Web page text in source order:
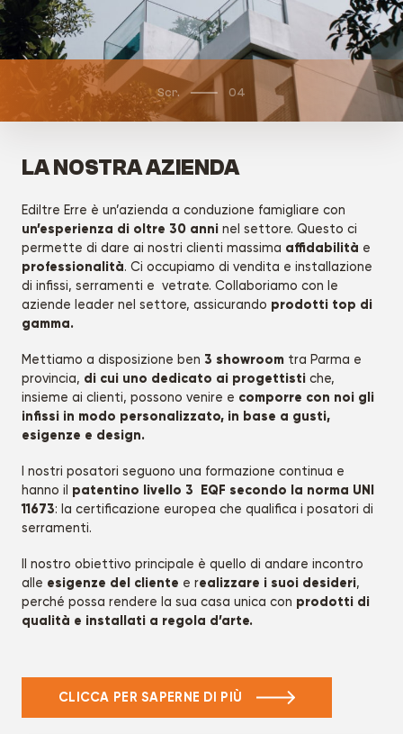
LA NOSTRA AZIENDA
Ediltre Erre è un’azienda a conduzione famigliare con
un’esperienza di oltre 30 anni nel settore. Questo ci
permette di dare ai nostri clienti massima affidabilità e
professionalità. Ci occupiamo di vendita e installazione
di infissi, serramenti e vetrate. Collaboriamo con le
aziende leader nel settore, assicurando prodotti top di
gamma.
Mettiamo a disposizione ben 3 showroom tra Parma e
provincia, di cui uno dedicato ai progettisti che,
insieme ai clienti, possono venire e comporre con noi gli
infissi in modo personalizzato, in base a gusti,
esigenze e design.
I nostri posatori seguono una formazione continua e
hanno il patentino livello 3 EQF secondo la norma UNI
11673: la certificazione europea che qualifica i posatori di
serramenti.
Il nostro obiettivo principale è quello di andare incontro
alle esigenze del cliente e realizzare i suoi desideri,
perché possa rendere la sua casa unica con prodotti di
qualità e installati a regola d’arte.
CLICCA PER SAPERNE DI PIÙ
Scr. 04